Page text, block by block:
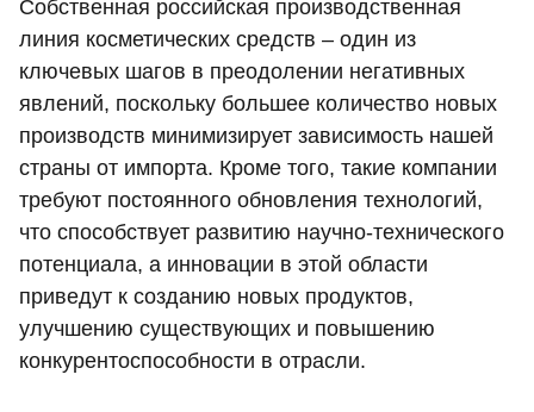
Собственная российская производственная
линия косметических средств – один из
ключевых шагов в преодолении негативных
явлений, поскольку большее количество новых
производств минимизирует зависимость нашей
страны от импорта. Кроме того, такие компании
требуют постоянного обновления технологий,
что способствует развитию научно-технического
потенциала, а инновации в этой области
приведут к созданию новых продуктов,
улучшению существующих и повышению
конкурентоспособности в отрасли.